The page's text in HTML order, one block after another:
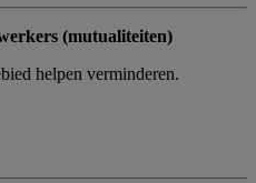
(mutualiteiten)
helpen verminderen.